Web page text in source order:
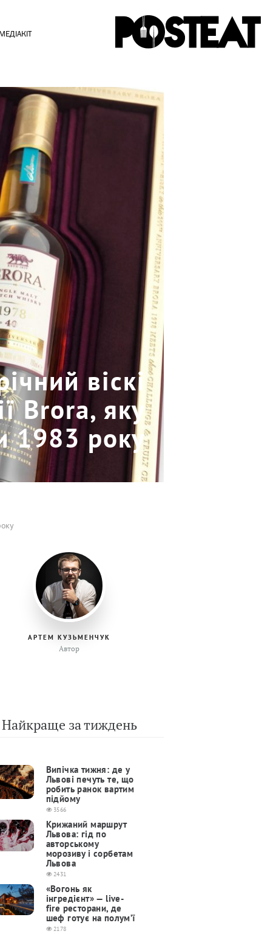
МЕДІАКІТ
віскі
Brora, яку
1983 року
АРТЕМ КУЗЬМЕНЧУК
Автор
Найкраще за тиждень
Випічка тижня: де у
Львові печуть те, що
робить ранок вартим
підйому
3566
Крижаний маршрут
Львова: гід по
авторському
морозиву і сорбетам
Львова
2431
«Вогонь як
інгредієнт» — live-
fire ресторани, де
шеф готує на полум’ї
2178